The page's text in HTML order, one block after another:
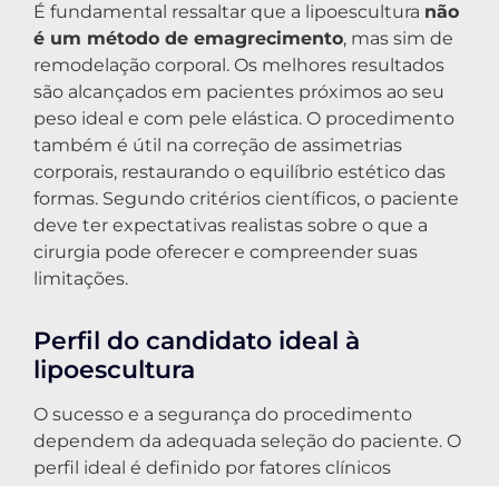
É fundamental ressaltar que a lipoescultura não
é um método de emagrecimento, mas sim de
remodelação corporal. Os melhores resultados
são alcançados em pacientes próximos ao seu
peso ideal e com pele elástica. O procedimento
também é útil na correção de assimetrias
corporais, restaurando o equilíbrio estético das
formas. Segundo critérios científicos, o paciente
deve ter expectativas realistas sobre o que a
cirurgia pode oferecer e compreender suas
limitações.
Perfil do candidato ideal à
lipoescultura
O sucesso e a segurança do procedimento
dependem da adequada seleção do paciente. O
perfil ideal é definido por fatores clínicos